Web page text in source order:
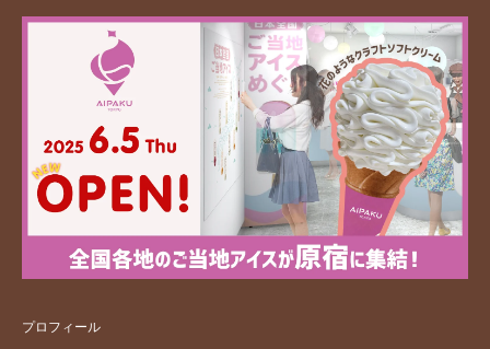
プロフィール